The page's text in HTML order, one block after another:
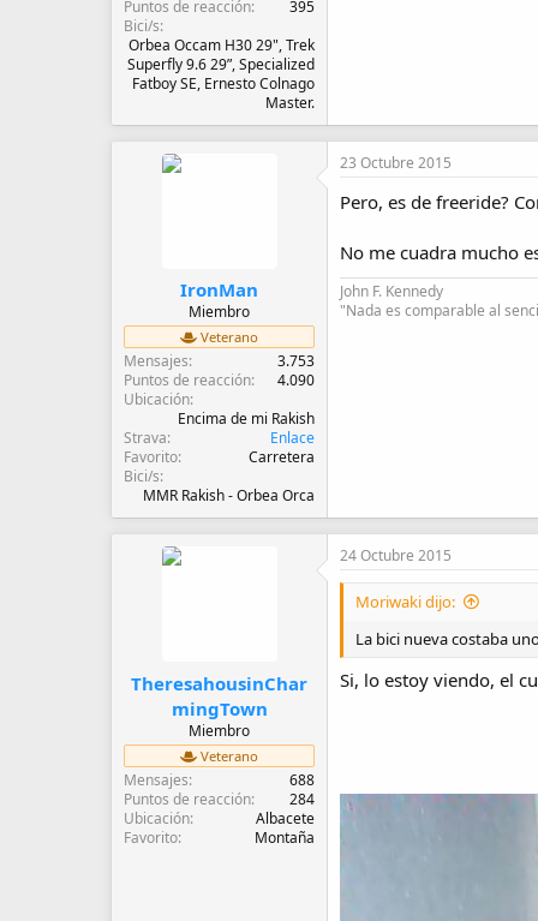
Puntos de reacción
395
Bici/s
Orbea Occam H30 29", Trek
Superfly 9.6 29”, Specialized
Fatboy SE, Ernesto Colnago
Master.
IronMan
Miembro
Veterano
Mensajes
3.753
Puntos de reacción
4.090
Ubicación
Encima de mi Rakish
Strava
Enlace
Favorito
Carretera
Bici/s
MMR Rakish - Orbea Orca
23 Octubre 2015
Pero, es de freeride?
No me cuadra mucho
John F. Kennedy
"Nada es comparable al
TheresahousinChar
mingTown
Miembro
Veterano
Mensajes
688
Puntos de reacción
284
Ubicación
Albacete
Favorito
Montaña
24 Octubre 2015
Moriwaki dijo:
La bici nueva costaba
Si, lo estoy viendo, el